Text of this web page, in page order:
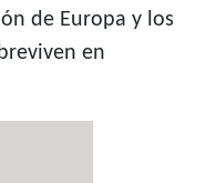
de Europa y los
en